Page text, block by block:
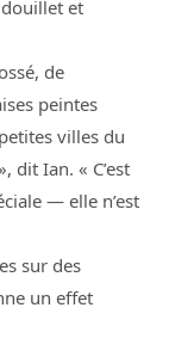
et
de
peintes
villes du
dit Ian. « C’est
— elle n’est
sur des
un effet